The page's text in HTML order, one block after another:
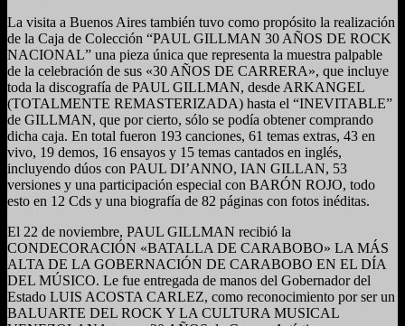
La visita a Buenos Aires también tuvo como propósito la realización
de la Caja de Colección “PAUL GILLMAN 30 AÑOS DE ROCK
NACIONAL” una pieza única que representa la muestra palpable
de la celebración de sus «30 AÑOS DE CARRERA», que incluye
toda la discografía de PAUL GILLMAN, desde ARKANGEL
(TOTALMENTE REMASTERIZADA) hasta el “INEVITABLE”
de GILLMAN, que por cierto, sólo se podía obtener comprando
dicha caja. En total fueron 193 canciones, 61 temas extras, 43 en
vivo, 19 demos, 16 ensayos y 15 temas cantados en inglés,
incluyendo dúos con PAUL DI’ANNO, IAN GILLAN, 53
versiones y una participación especial con BARÓN ROJO, todo
esto en 12 Cds y una biografía de 82 páginas con fotos inéditas.
El 22 de noviembre, PAUL GILLMAN recibió la
CONDECORACIÓN «BATALLA DE CARABOBO» LA MÁS
ALTA DE LA GOBERNACIÓN DE CARABOBO EN EL DÍA
DEL MÚSICO. Le fue entregada de manos del Gobernador del
Estado LUIS ACOSTA CARLEZ, como reconocimiento por ser un
BALUARTE DEL ROCK Y LA CULTURA MUSICAL